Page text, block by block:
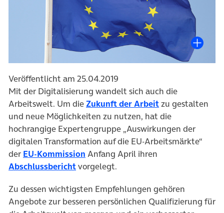
Veröffentlicht am 25.04.2019
Mit der Digitalisierung wandelt sich auch die
Arbeitswelt. Um dieZukunft der Arbeit(öffnet in
zu gestalten
und neue Möglichkeiten zu nutzen, hat die
hochrangige Expertengruppe „Auswirkungen der
digitalen Transformation auf die EU-Arbeitsmärkte“
der EU-Kommission (öffnet in neuem Tab)
Anfang April ihren
Abschlussbericht(öffnet in neuem Tab)
vorgelegt.
Zu dessen wichtigsten Empfehlungen gehören
Angebote zur besseren persönlichen Qualifizierung für